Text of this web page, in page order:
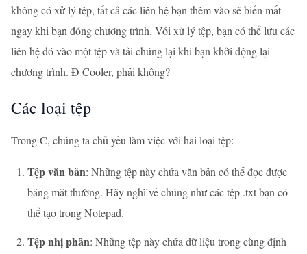
không có xử lý tệp, tất cả các liên hệ bạn thêm vào sẽ biến mất
ngay khi bạn đóng chương trình. Với xử lý tệp, bạn có thể lưu các
liên hệ đó vào một tệp và tải chúng lại khi bạn khởi động lại
chương trình. Đ Cooler, phải không?
Các loại tệp
Trong C, chúng ta chủ yếu làm việc với hai loại tệp:
Tệp văn bản: Những tệp này chứa văn bản có thể đọc được
bằng mắt thường. Hãy nghĩ về chúng như các tệp .txt bạn có
thể tạo trong Notepad.
Tệp nhị phân: Những tệp này chứa dữ liệu trong cùng định